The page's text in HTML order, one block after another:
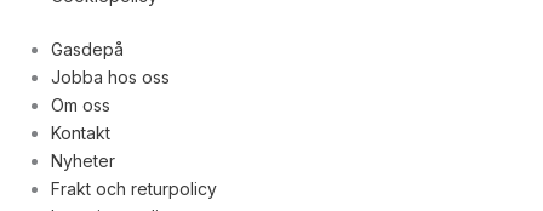
Gasdepå
Jobba hos oss
Om oss
Kontakt
Nyheter
Frakt och returpolicy